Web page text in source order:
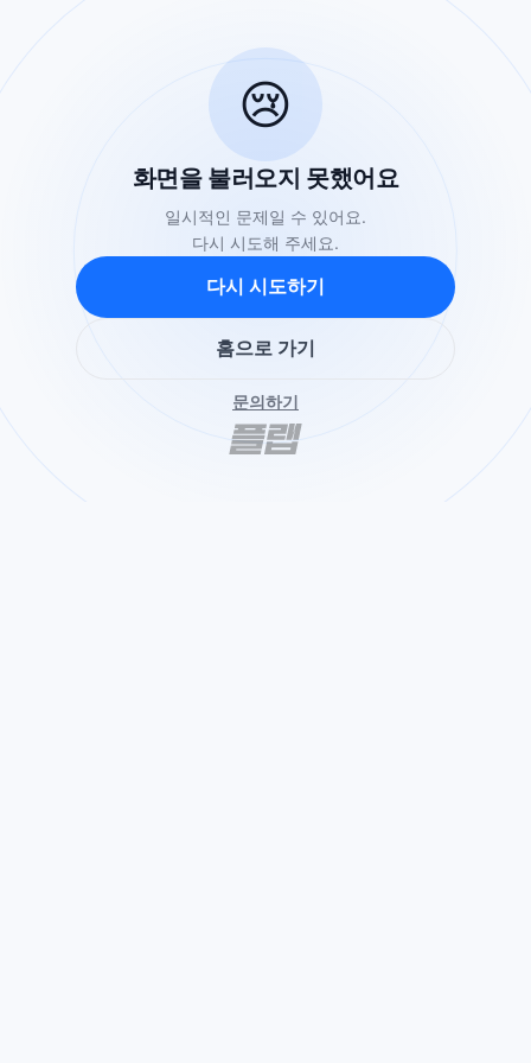
😢
화면을 불러오지 못했어요
일시적인 문제일 수 있어요.
다시 시도해 주세요.
다시 시도하기
홈으로 가기
문의하기